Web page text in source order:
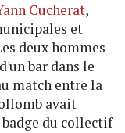
Cucherat,
et
deux hommes
bar dans le
match entre la
avait
du collectif